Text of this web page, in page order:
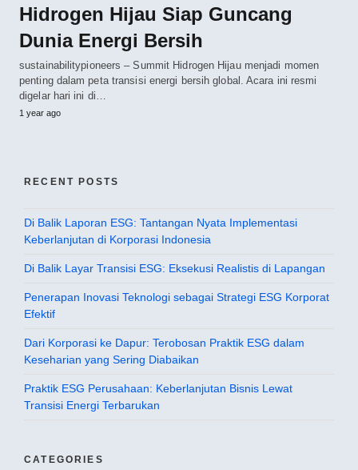
Hidrogen Hijau Siap Guncang
Dunia Energi Bersih
sustainabilitypioneers – Summit Hidrogen Hijau menjadi momen
penting dalam peta transisi energi bersih global. Acara ini resmi
digelar hari ini di…
1 year ago
RECENT POSTS
Di Balik Laporan ESG: Tantangan Nyata Implementasi
Keberlanjutan di Korporasi Indonesia
Di Balik Layar Transisi ESG: Eksekusi Realistis di Lapangan
Penerapan Inovasi Teknologi sebagai Strategi ESG Korporat
Efektif
Dari Korporasi ke Dapur: Terobosan Praktik ESG dalam
Keseharian yang Sering Diabaikan
Praktik ESG Perusahaan: Keberlanjutan Bisnis Lewat
Transisi Energi Terbarukan
CATEGORIES